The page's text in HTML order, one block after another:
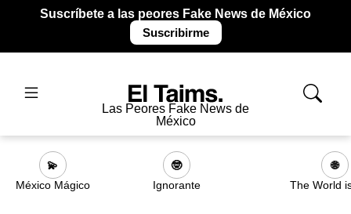
Suscríbete a las peores Fake News de México
Suscribirme
Las Peores Fake News de
México
💫
México Mágico
🤓
Ignorante
🌐
The World